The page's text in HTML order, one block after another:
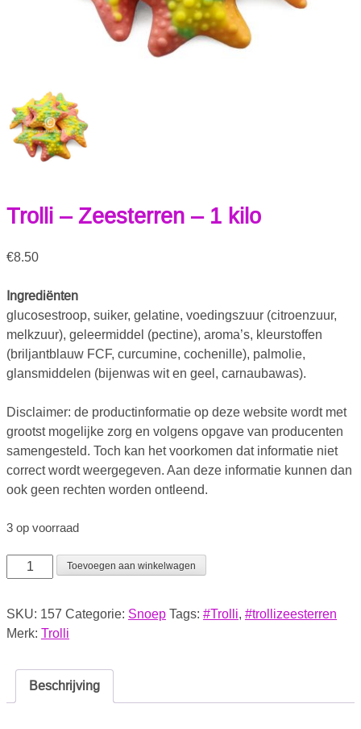
Trolli – Zeesterren – 1 kilo
€8.50
Ingrediënten
glucosestroop, suiker, gelatine, voedingszuur (citroenzuur,
melkzuur), geleermiddel (pectine), aroma’s, kleurstoffen
(briljantblauw FCF, curcumine, cochenille), palmolie,
glansmiddelen (bijenwas wit en geel, carnaubawas).
Disclaimer: de productinformatie op deze website wordt met
grootst mogelijke zorg en volgens opgave van producenten
samengesteld. Toch kan het voorkomen dat informatie niet
correct wordt weergegeven. Aan deze informatie kunnen dan
ook geen rechten worden ontleend.
3 op voorraad
Toevoegen aan winkelwagen
SKU: 157 Categorie: Snoep Tags: #Trolli, #trollizeesterren
Merk: Trolli
Beschrijving